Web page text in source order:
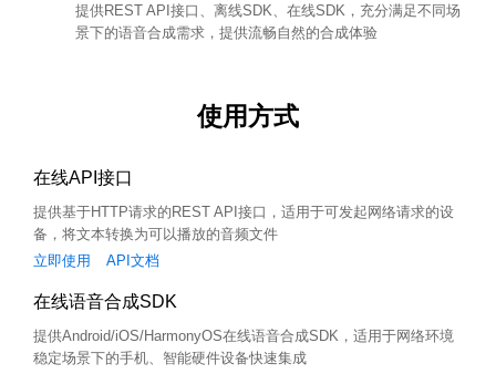
提供REST API接口、离线SDK、在线SDK，充分满足不同场
景下的语音合成需求，提供流畅自然的合成体验
使用方式
在线API接口
提供基于HTTP请求的REST API接口，适用于可发起网络请求的设
备，将文本转换为可以播放的音频文件
立即使用
API文档
在线语音合成SDK
提供Android/iOS/HarmonyOS在线语音合成SDK，适用于网络环境
稳定场景下的手机、智能硬件设备快速集成